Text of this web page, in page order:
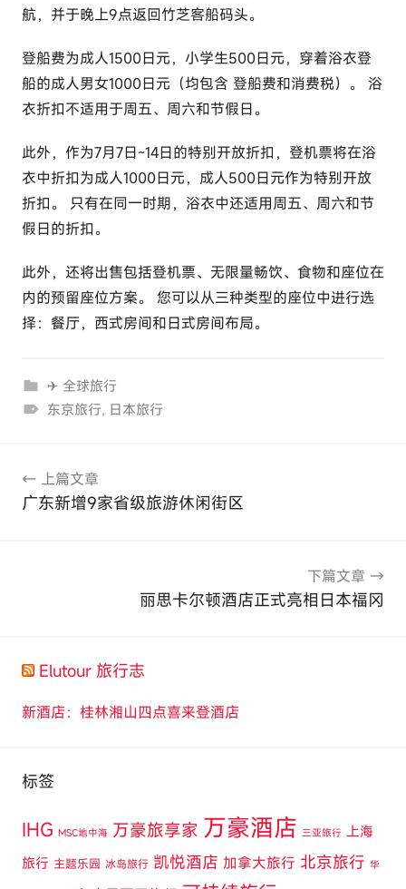
航，并于晚上9点返回竹芝客船码头。
登船费为成人1500日元，小学生500日元，穿着浴衣登
船的成人男女1000日元（均包含 登船费和消费税）。 浴
衣折扣不适用于周五、周六和节假日。
此外，作为7月7日~14日的特别开放折扣，登机票将在浴
衣中折扣为成人1000日元，成人500日元作为特别开放
折扣。 只有在同一时期，浴衣中还适用周五、周六和节
假日的折扣。
此外，还将出售包括登机票、无限量畅饮、食物和座位在
内的预留座位方案。 您可以从三种类型的座位中进行选
择：餐厅，西式房间和日式房间布局。
✈ 全球旅行
东京旅行, 日本旅行
上篇文章
广东新增9家省级旅游休闲街区
下篇文章
丽思卡尔顿酒店正式亮相日本福冈
Elutour 旅行志
新酒店：桂林湘山四点喜来登酒店
标签
IHG MSC地中海 万豪旅享家 万豪酒店 三亚旅行 上海
旅行 主题乐园 冰岛旅行 凯悦酒店 加拿大旅行 北京旅行 华